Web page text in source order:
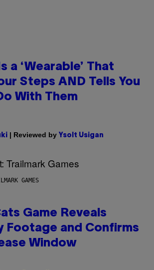
a ‘Wearable’ That
Steps AND Tells You
With Them
| Reviewed by Ysolt Usigan
GAMES
Game Reveals
Footage and Confirms
Window